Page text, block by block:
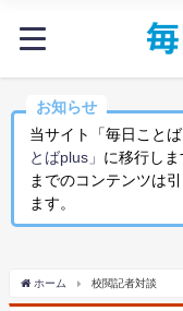
お知らせ
当サイト「毎日こと
とばplus」 に移行し
までのコンテンツは
ます。
ホーム 校閲記者対談